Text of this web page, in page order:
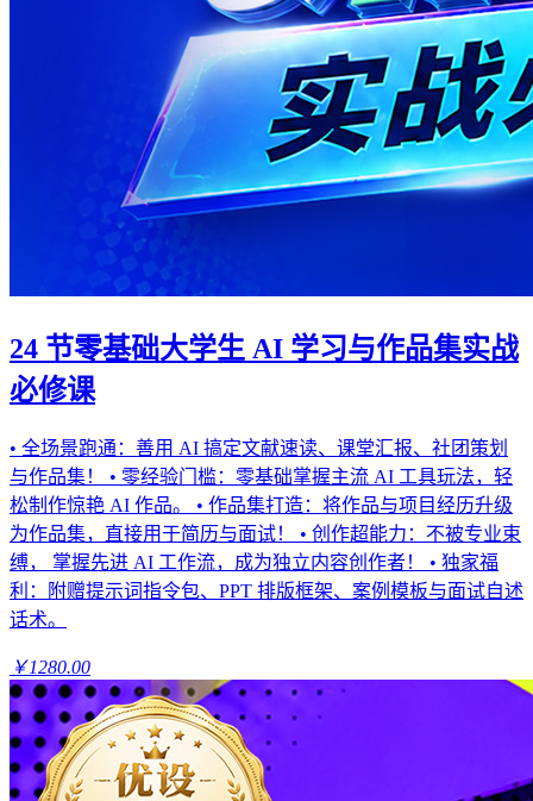
24 节零基础大学生 AI 学习与作品集实战
必修课
• 全场景跑通：善用 AI 搞定文献速读、课堂汇报、社团策划
与作品集！ • 零经验门槛：零基础掌握主流 AI 工具玩法，轻
松制作惊艳 AI 作品。 • 作品集打造：将作品与项目经历升级
为作品集，直接用于简历与面试！ • 创作超能力：不被专业束
缚， 掌握先进 AI 工作流，成为独立内容创作者！ • 独家福
利：附赠提示词指令包、PPT 排版框架、案例模板与面试自述
话术。
￥1280.00